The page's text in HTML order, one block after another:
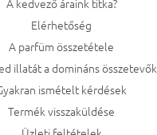
A kedvező áraink titka?
Elérhetőség
A parfüm összetétele
illatát a domináns
ismételt kérdések
Termék visszaküldése